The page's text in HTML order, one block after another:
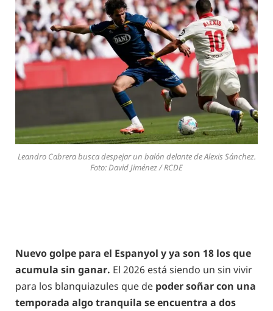
Leandro Cabrera busca despejar un balón delante de Alexis Sánchez.
Foto: David Jiménez / RCDE
Nuevo golpe para el Espanyol y ya son 18 los que
acumula sin ganar. El 2026 está siendo un sin vivir
para los blanquiazules que de poder soñar con una
temporada algo tranquila se encuentra a dos